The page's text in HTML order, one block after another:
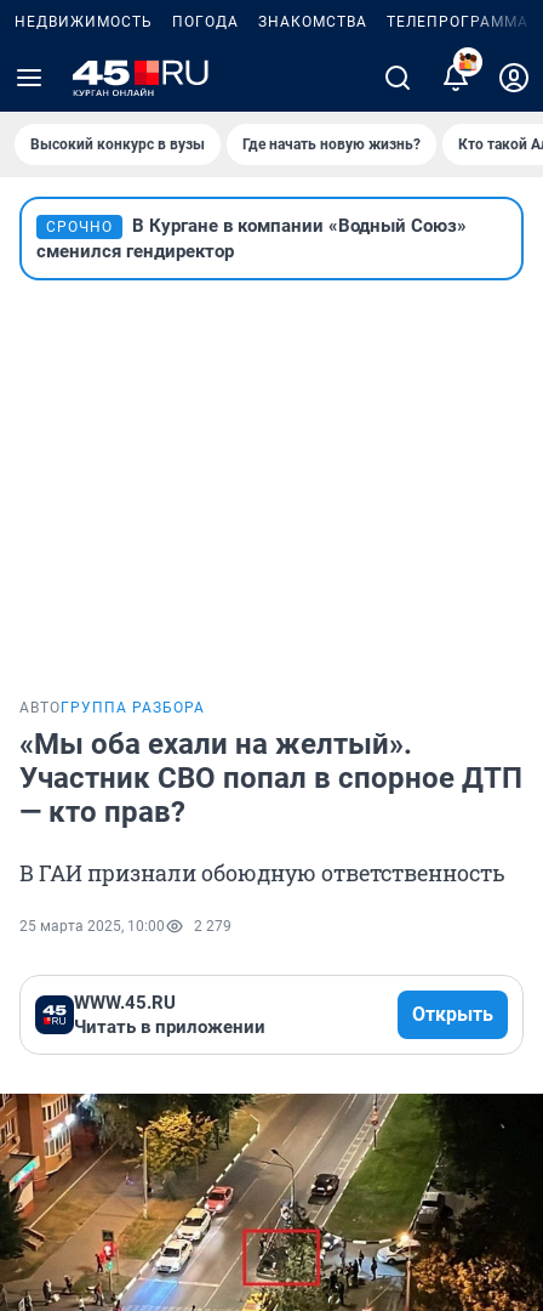
НЕДВИЖИМОСТЬ ПОГОДА ЗНАКОМСТВА ТЕЛЕПРОГРАММА
2
Высокий конкурс в вузы Где начать новую жизнь? Кто такой
СРОЧНО
В Кургане в компании «Водный Союз»
сменился гендиректор
АВТО ГРУППА РАЗБОРА
«Мы оба ехали на желтый».
Участник СВО попал в спорное ДТП
— кто прав?
В ГАИ признали обоюдную ответственность
25 марта 2025, 10:00 2 279
WWW.45.RU
Читать в приложении
Открыть